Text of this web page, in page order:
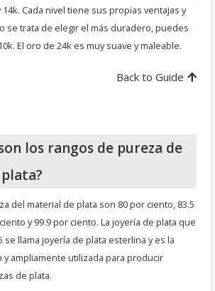
14k. Cada nivel tiene sus propias ventajas y
se trata de elegir el más duradero, puedes
El oro de 24k es muy suave y maleable.
Back to Guide
los rangos de pureza de
del material de plata son 80 por ciento, 83.5
y 99.9 por ciento. La joyería de plata que
se llama joyería de plata esterlina y es la
y ampliamente utilizada para producir
de plata.